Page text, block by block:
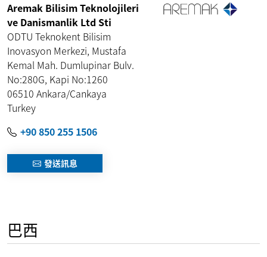
Aremak Bilisim Teknolojileri
ve Danismanlik Ltd Sti
ODTU Teknokent Bilisim
Inovasyon Merkezi, Mustafa
Kemal Mah. Dumlupinar Bulv.
No:280G, Kapi No:1260
06510 Ankara/Cankaya
Turkey
+90 850 255 1506
發送訊息
巴西